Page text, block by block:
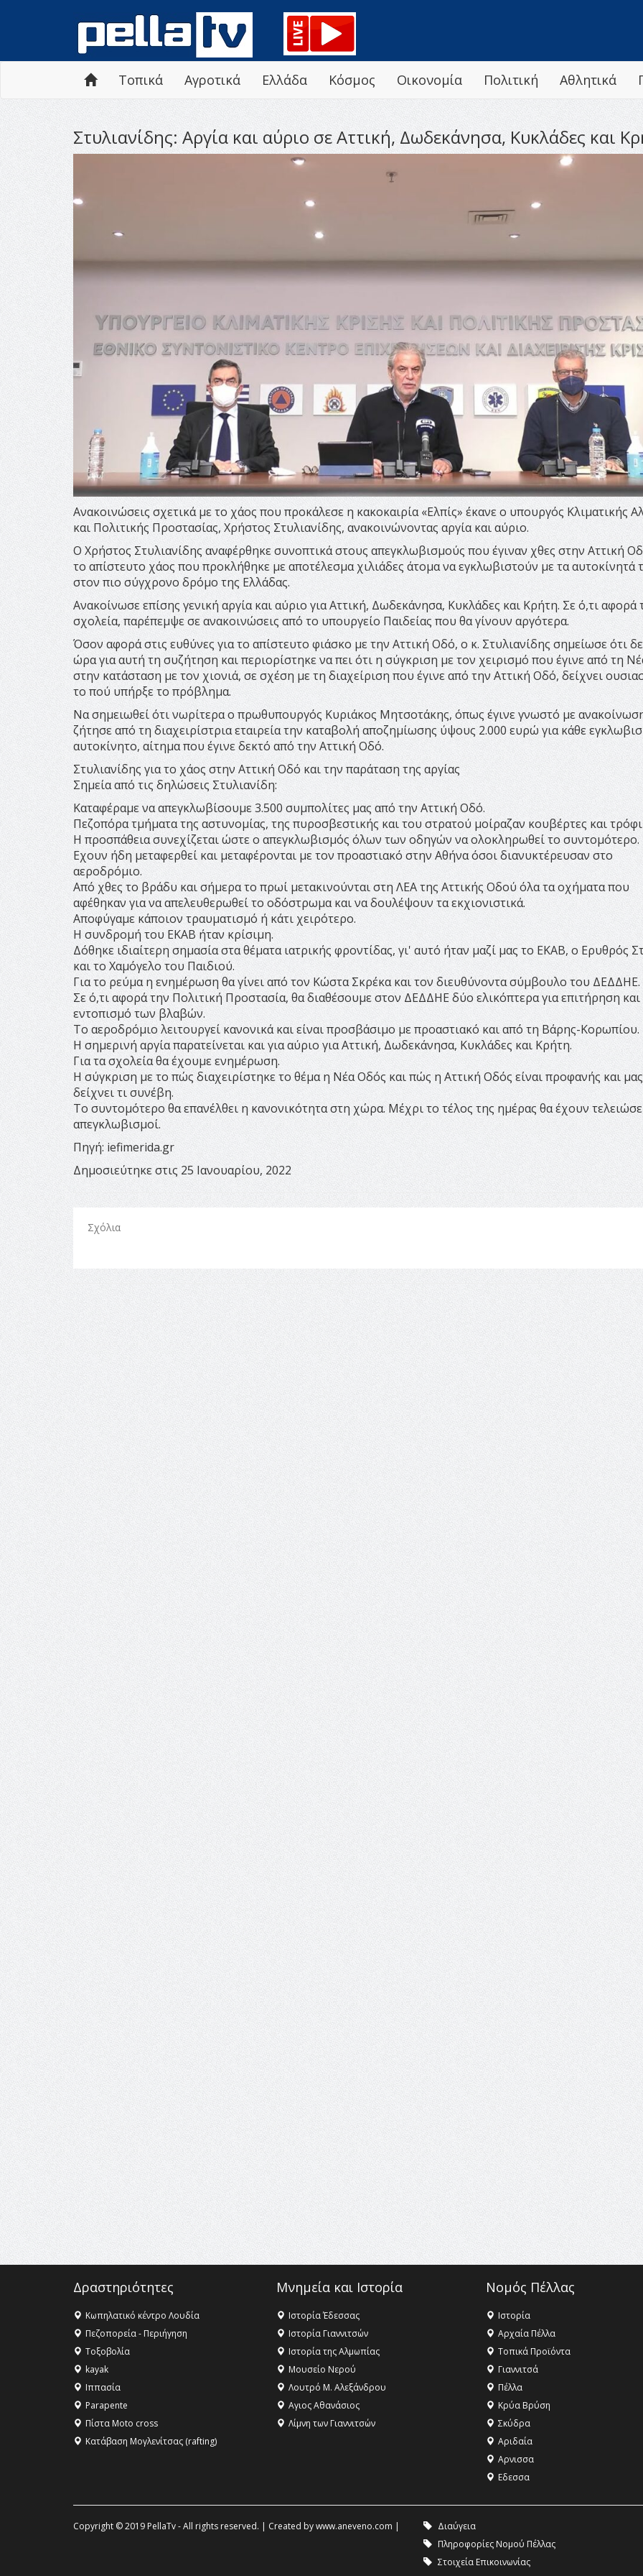
Τοπικά Αγροτικά Ελλάδα Κόσμος Οικονομία Πολιτική Αθλητικά
Στυλιανίδης: Αργία και αύριο σε Αττική, Δωδεκάνησα, Κυκλάδες και
Ανακοινώσεις σχετικά με το χάος που προκάλεσε η κακοκαιρία «Ελπίς» έκανε ο υπουργός Κλιματικής
και Πολιτικής Προστασίας, Χρήστος Στυλιανίδης, ανακοινώνοντας αργία και αύριο.
Ο Χρήστος Στυλιανίδης αναφέρθηκε συνοπτικά στους απεγκλωβισμούς που έγιναν χθες στην Αττική
το απίστευτο χάος που προκλήθηκε με αποτέλεσμα χιλιάδες άτομα να εγκλωβιστούν με τα αυτοκίνητά
στον πιο σύγχρονο δρόμο της Ελλάδας.
Ανακοίνωσε επίσης γενική αργία και αύριο για Αττική, Δωδεκάνησα, Κυκλάδες και Κρήτη. Σε ό,τι αφορά
σχολεία, παρέπεμψε σε ανακοινώσεις από το υπουργείο Παιδείας που θα γίνουν αργότερα.
Όσον αφορά στις ευθύνες για το απίστευτο φιάσκο με την Αττική Οδό, ο κ. Στυλιανίδης σημείωσε ότι
ώρα για αυτή τη συζήτηση και περιορίστηκε να πει ότι η σύγκριση με τον χειρισμό που έγινε από τη
στην κατάσταση με τον χιονιά, σε σχέση με τη διαχείριση που έγινε από την Αττική Οδό, δείχνει
το πού υπήρξε το πρόβλημα.
Να σημειωθεί ότι νωρίτερα ο πρωθυπουργός Κυριάκος Μητσοτάκης, όπως έγινε γνωστό με
ζήτησε από τη διαχειρίστρια εταιρεία την καταβολή αποζημίωσης ύψους 2.000 ευρώ για κάθε
αυτοκίνητο, αίτημα που έγινε δεκτό από την Αττική Οδό.
Στυλιανίδης για το χάος στην Αττική Οδό και την παράταση της αργίας
Σημεία από τις δηλώσεις Στυλιανίδη:
Καταφέραμε να απεγκλωβίσουμε 3.500 συμπολίτες μας από την Αττική Οδό.
Πεζοπόρα τμήματα της αστυνομίας, της πυροσβεστικής και του στρατού μοίραζαν κουβέρτες και
Η προσπάθεια συνεχίζεται ώστε ο απεγκλωβισμός όλων των οδηγών να ολοκληρωθεί το συντομότερο.
Εχουν ήδη μεταφερθεί και μεταφέρονται με τον προαστιακό στην Αθήνα όσοι διανυκτέρευσαν στο
αεροδρόμιο.
Από χθες το βράδυ και σήμερα το πρωί μετακινούνται στη ΛΕΑ της Αττικής Οδού όλα τα οχήματα που
αφέθηκαν για να απελευθερωθεί το οδόστρωμα και να δουλέψουν τα εκχιονιστικά.
Αποφύγαμε κάποιον τραυματισμό ή κάτι χειρότερο.
Η συνδρομή του ΕΚΑΒ ήταν κρίσιμη.
Δόθηκε ιδιαίτερη σημασία στα θέματα ιατρικής φροντίδας, γι' αυτό ήταν μαζί μας το ΕΚΑΒ, ο Ερυθρός
και το Χαμόγελο του Παιδιού.
Για το ρεύμα η ενημέρωση θα γίνει από τον Κώστα Σκρέκα και τον διευθύνοντα σύμβουλο του ΔΕΔΔΗΕ.
Σε ό,τι αφορά την Πολιτική Προστασία, θα διαθέσουμε στον ΔΕΔΔΗΕ δύο ελικόπτερα για επιτήρηση και
εντοπισμό των βλαβών.
Το αεροδρόμιο λειτουργεί κανονικά και είναι προσβάσιμο με προαστιακό και από τη Βάρης-Κορωπίου.
Η σημερινή αργία παρατείνεται και για αύριο για Αττική, Δωδεκάνησα, Κυκλάδες και Κρήτη.
Για τα σχολεία θα έχουμε ενημέρωση.
Η σύγκριση με το πώς διαχειρίστηκε το θέμα η Νέα Οδός και πώς η Αττική Οδός είναι προφανής και μας
δείχνει τι συνέβη.
Το συντομότερο θα επανέλθει η κανονικότητα στη χώρα. Μέχρι το τέλος της ημέρας θα έχουν
απεγκλωβισμοί.
Πηγή: iefimerida.gr
Δημοσιεύτηκε στις 25 Ιανουαρίου, 2022
Σχόλια
Δραστηριότητες
Κωπηλατικό κέντρο Λουδία
Πεζοπορεία - Περιήγηση
Τοξοβολία
kayak
Ιππασία
Parapente
Πίστα Moto cross
Κατάβαση Μογλενίτσας (rafting)
Μνημεία και Ιστορία
Ιστορία Έδεσσας
Ιστορία Γιαννιτσών
Ιστορία της Αλμωπίας
Μουσείο Νερού
Λουτρό Μ. Αλεξάνδρου
Αγιος Αθανάσιος
Λίμνη των Γιαννιτσών
Νομός Πέλλας
Ιστορία
Αρχαία Πέλλα
Τοπικά Προϊόντα
Γιαννιτσά
Πέλλα
Κρύα Βρύση
Σκύδρα
Αριδαία
Aρνισσα
Eδεσσα
Copyright © 2019 PellaTv - All rights reserved. | Created bywww.aneveno.com |
Διαύγεια
Πληροφορίες Νομού Πέλλας
Στοιχεία Επικοινωνίας